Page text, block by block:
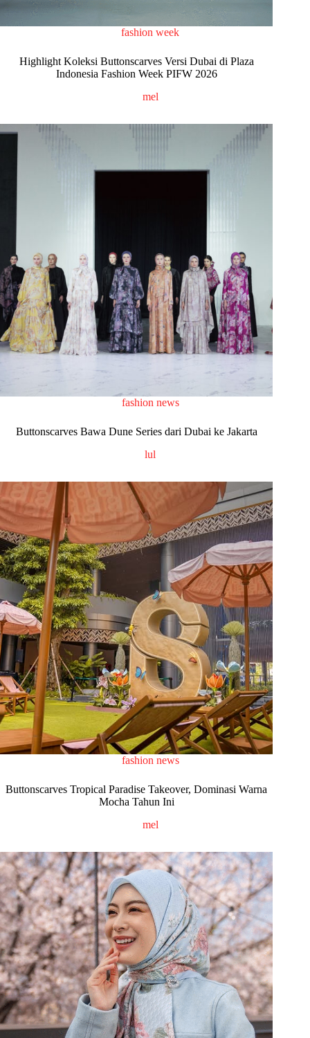
fashion week
Highlight Koleksi Buttonscarves Versi Dubai di Plaza
Indonesia Fashion Week PIFW 2026
mel
fashion news
Buttonscarves Bawa Dune Series dari Dubai ke Jakarta
lul
fashion news
Buttonscarves Tropical Paradise Takeover, Dominasi Warna
Mocha Tahun Ini
mel